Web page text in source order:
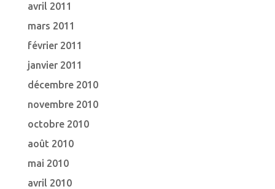
avril 2011
mars 2011
février 2011
janvier 2011
décembre 2010
novembre 2010
octobre 2010
août 2010
mai 2010
avril 2010